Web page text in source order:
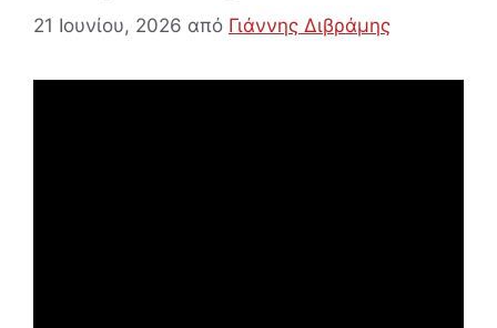
21 Ιουνίου, 2026 από Γιάννης Διβράμης